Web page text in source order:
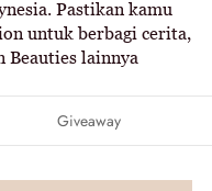
Pastikan kamu
untuk berbagi cerita,
Beauties lainnya
Giveaway